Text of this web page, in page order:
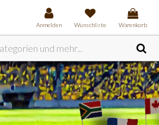
Anmelden Wunschliste Warenkorb